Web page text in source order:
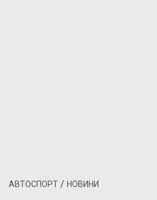
АВТОСПОРТ / НОВИНИ